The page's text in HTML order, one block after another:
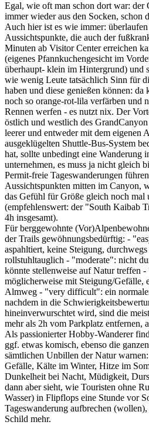
Egal, wie oft man schon dort war: der
immer wieder aus den Socken, schon
Auch hier ist es wie immer:
Aussichtspunkte, die auch der
Minuten ab Visitor Center erreichen
(eigenes Pfannkuchengesicht im
überhaupt- klein im Hintergrund) und
wie wenig Leute tatsächlich Sinn für
haben und diese genießen können: da
noch so orange-rot-lila verfärben und
Rennen werfen - es nutzt nix. Der
östlich und westlich des
leerer und entweder mit dem eigenen
ausgeklügelten Shuttle-Bus-System
hat, sollte unbedingt eine Wanderung
unternehmen, es muss ja nicht gleich
Permit-freie Tageswanderungen
Aussichtspunkten mitten im Canyon,
das Gefühl für Größe gleich noch mal
(empfehlenswert: der "South Kaibab
4h insgesamt).
Für berggewohnte
der Trails gewöhnungsbedürftig: -
aspahltiert, keine Steigung,
rollstuhltauglich - "moderate": nicht
könnte stellenweise auf Natur treffen
möglicherweise mit Steigung/Gefälle,
Almweg - "very difficult": ein
nachdem in die
hineinverwurschtet wird, sind die
mehr als 2h vom Parkplatz
Als passionierter Hobby-Wanderer
ggf. etwas komisch, ebenso die
sämtlichen Unbillen der Natur
Gefälle, Kälte im Winter, Hitze im
Dunkelheit bei Nacht, Müdigkeit,
dann aber sieht, wie Touristen ohne
Wasser) in Flipflops eine Stunde vor
Tageswanderung aufbrechen
Schild mehr.